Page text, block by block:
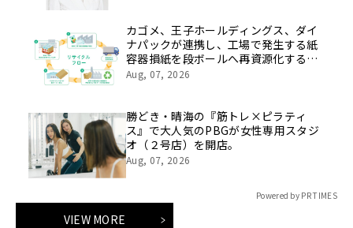
カゴメ、王子ホールディングス、ダイ
ナパックが連携し、工場で発生する紙
容器損紙を段ボールへ再資源化する実
証を開始
Aug, 07, 2026
勝どき・晴海の『筋トレ×ピラティ
ス』で大人気のPBGが女性専用スタジ
オ（２号店）を開店。
Aug, 07, 2026
Powered by PR TIMES
VIEW MORE